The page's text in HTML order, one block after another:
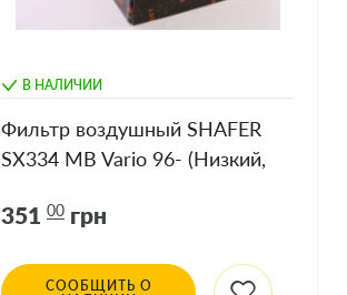
В НАЛИЧИИ
Фильтр воздушный SHAFER
SX334 MB Vario 96- (Низкий,
351 00 грн
СООБЩИТЬ О